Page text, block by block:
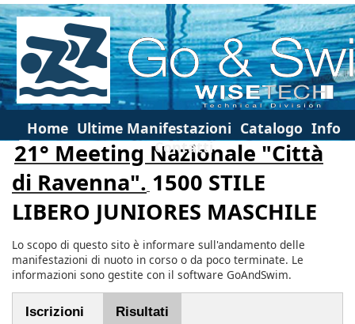
Home Ultime Manifestazioni Catalogo Info
Contatti
21° Meeting Nazionale "Città
di Ravenna". 1500 STILE
LIBERO JUNIORES MASCHILE
Lo scopo di questo sito è informare sull'andamento delle
manifestazioni di nuoto in corso o da poco terminate. Le
informazioni sono gestite con il software GoAndSwim.
Iscrizioni Risultati